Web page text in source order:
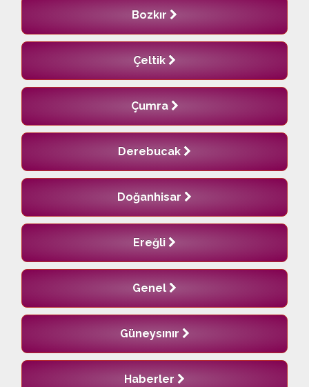
Bozkır
Çeltik
Çumra
Derebucak
Doğanhisar
Ereğli
Genel
Güneysınır
Haberler